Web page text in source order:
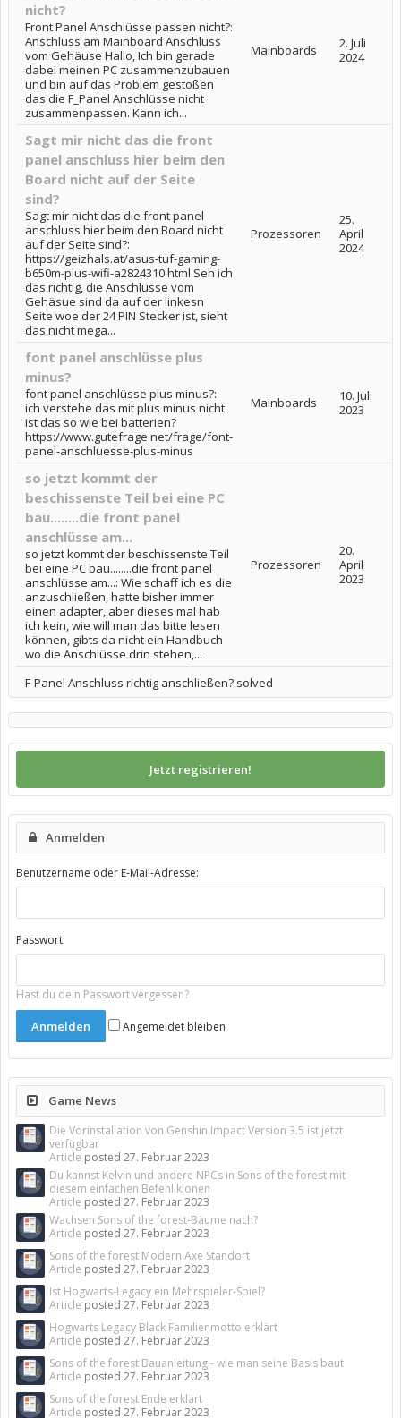
nicht?
Front Panel Anschlüsse passen nicht?:
Anschluss am Mainboard Anschluss
vom Gehäuse Hallo, Ich bin gerade
dabei meinen PC zusammenzubauen
und bin auf das Problem gestoßen
das die F_Panel Anschlüsse nicht
zusammenpassen. Kann ich...
Mainboards
2. Juli
2024
Sagt mir nicht das die front
panel anschluss hier beim den
Board nicht auf der Seite
sind?
Sagt mir nicht das die front panel
anschluss hier beim den Board nicht
auf der Seite sind?:
https://geizhals.at/asus-tuf-gaming-
b650m-plus-wifi-a2824310.html Seh ich
das richtig, die Anschlüsse vom
Gehäsue sind da auf der linkesn
Seite woe der 24 PIN Stecker ist, sieht
das nicht mega...
Prozessoren
25.
April
2024
font panel anschlüsse plus
minus?
font panel anschlüsse plus minus?:
ich verstehe das mit plus minus nicht.
ist das so wie bei batterien?
https://www.gutefrage.net/frage/font-
panel-anschluesse-plus-minus
Mainboards
10. Juli
2023
so jetzt kommt der
beschissenste Teil bei eine PC
bau........die front panel
anschlüsse am...
so jetzt kommt der beschissenste Teil
bei eine PC bau........die front panel
anschlüsse am...: Wie schaff ich es die
anzuschließen, hatte bisher immer
einen adapter, aber dieses mal hab
ich kein, wie will man das bitte lesen
können, gibts da nicht ein Handbuch
wo die Anschlüsse drin stehen,...
Prozessoren
20.
April
2023
F-Panel Anschluss richtig anschließen? solved
Jetzt registrieren!
Anmelden
Benutzername oder E-Mail-Adresse:
Passwort:
Hast du dein Passwort vergessen?
Angemeldet bleiben
Game News
Die Vorinstallation von Genshin Impact Version 3.5 ist jetzt
verfügbar
Article posted 27. Februar 2023
Du kannst Kelvin und andere NPCs in Sons of the forest mit
diesem einfachen Befehl klonen
Article posted 27. Februar 2023
Wachsen Sons of the forest-Bäume nach?
Article posted 27. Februar 2023
Sons of the forest Modern Axe Standort
Article posted 27. Februar 2023
Ist Hogwarts-Legacy ein Mehrspieler-Spiel?
Article posted 27. Februar 2023
Hogwarts Legacy Black Familienmotto erklärt
Article posted 27. Februar 2023
Sons of the forest Bauanleitung - wie man seine Basis baut
Article posted 27. Februar 2023
Sons of the forest Ende erklärt
Article posted 27. Februar 2023